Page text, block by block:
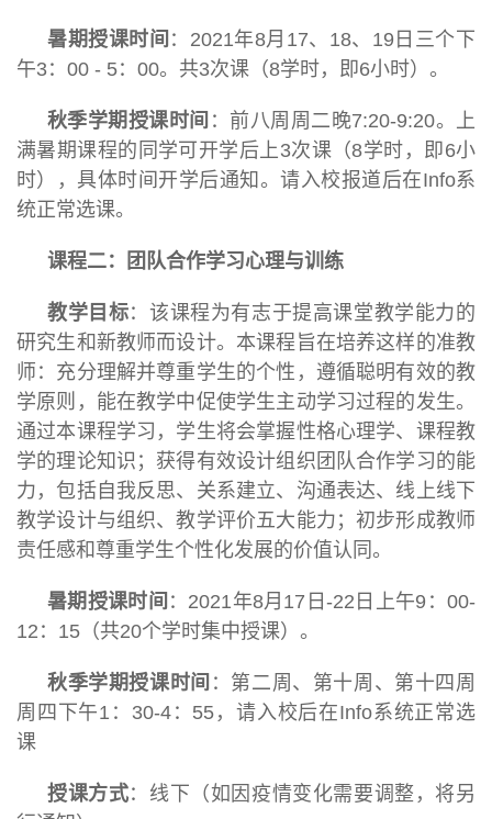
暑期授课时间 ：2021年8月17、18、19日三个下
午3：00 - 5：00。共3次课（8学时，即6小时）。
秋季学期授课时间 ：前八周周二晚7:20-9:20。上
满暑期课程的同学可开学后上3次课（8学时，即6小
时），具体时间开学后通知。请入校报道后在Info系
统正常选课。
课程二：团队合作学习心理与训练
教学目标：该课程为有志于提高课堂教学能力的
研究生和新教师而设计。本课程旨在培养这样的准教
师：充分理解并尊重学生的个性，遵循聪明有效的教
学原则，能在教学中促使学生主动学习过程的发生。
通过本课程学习，学生将会掌握性格心理学、课程教
学的理论知识；获得有效设计组织团队合作学习的能
力，包括自我反思、关系建立、沟通表达、线上线下
教学设计与组织、教学评价五大能力；初步形成教师
责任感和尊重学生个性化发展的价值认同。
暑期授课时间 ：2021年8月17日-22日上午9：00-
12：15（共20个学时集中授课）。
秋季学期授课时间 ：第二周、第十周、第十四周
周四下午1：30-4：55，请入校后在Info系统正常选
课
授课方式：线下（如因疫情变化需要调整，将另